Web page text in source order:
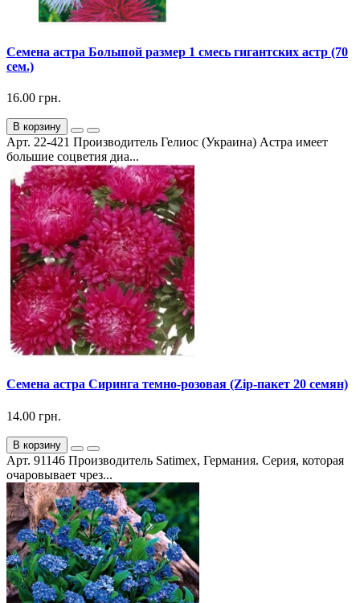
Семена астра Большой размер 1 смесь гигантских астр (70
сем.)
16.00 грн.
В корзину
Арт. 22-421 Производитель Гелиос (Украина) Астра имеет
большие соцветия диа...
Семена астра Сиринга темно-розовая (Zip-пакет 20 семян)
14.00 грн.
В корзину
Арт. 91146 Производитель Satimex, Германия. Серия, которая
очаровывает чрез...